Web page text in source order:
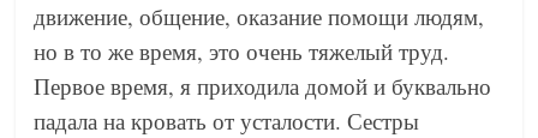
движение, общение, оказание помощи людям,
но в то же время, это очень тяжелый труд.
Первое время, я приходила домой и буквально
падала на кровать от усталости. Сестры